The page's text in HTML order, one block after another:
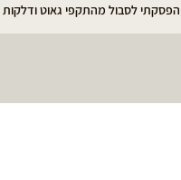
פיתרון מעולה לאמהות ולחיזוק הגוף